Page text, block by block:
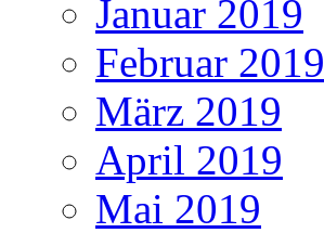
Januar 2019
Februar 2019
März 2019
April 2019
Mai 2019